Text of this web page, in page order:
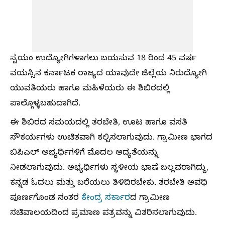
ಸ್ವಯಂ ಉದ್ಯೋಗಿಗಳಾಗಲು ಬಯಸುವ 18 ರಿಂದ 45 ವರ್ಷ
ವಯಸ್ಸಿನ ಕರ್ನಾಟಕ ರಾಜ್ಯದ ಯಾವುದೇ ಜಿಲ್ಲೆಯ ನಿರುದ್ಯೋಗಿ
ಯುವತಿಯರು ಹಾಗೂ ಮಹಿಳೆಯರು ಈ ಶಿಬಿರದಲ್ಲಿ
ಪಾಲ್ಗೊಳ್ಳಬಹುದಾಗಿದೆ.
ಈ ಶಿಬಿರದ ಸಮಯದಲ್ಲಿ ತರಬೇತಿ, ಊಟ ಹಾಗೂ ವಸತಿ
ಸೌಕರ್ಯಗಳು ಉಚಿತವಾಗಿ ಕಲ್ಪಿಸಲಾಗುವುದು. ಗ್ರಾಮೀಣ ಭಾಗದ
ಬಿಪಿಎಲ್ ಅಭ್ಯರ್ಥಿಗಳಿಗೆ ಮೊದಲ ಆದ್ಯತೆಯನ್ನು
ನೀಡಲಾಗುವುದು. ಅಭ್ಯರ್ಥಿಗಳು ಸ್ಥಳೀಯ ಭಾಷೆ ಬಲ್ಲವರಾಗಿದ್ದು,
ಕನ್ನಡ ಓದಲು ಮತ್ತು ಬರೆಯಲು ತಿಳಿದಿರಬೇಕು. ತರಬೇತಿ ಅವಧಿ
ಪೂರ್ಣಗೊಂಡ ನಂತರ ಕೇಂದ್ರ ಸರ್ಕಾರದ ಗ್ರಾಮೀಣ
ಸಚಿವಾಲಯದಿಂದ ಪ್ರಮಾಣ ಪತ್ರವನ್ನು ವಿತರಿಸಲಾಗುವುದು.